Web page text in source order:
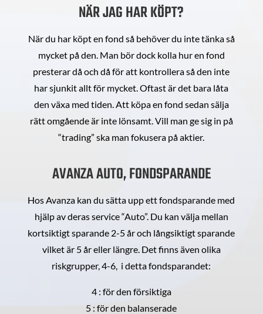
NÄR JAG HAR KÖPT?
När du har köpt en fond så behöver du inte tänka så
mycket på den. Man bör dock kolla hur en fond
presterar då och då för att kontrollera så den inte
har sjunkit allt för mycket. Oftast är det bara låta
den växa med tiden. Att köpa en fond sedan sälja
rätt omgående är inte lönsamt. Vill man ge sig in på
“trading” ska man fokusera på aktier.
AVANZA AUTO, FONDSPARANDE
Hos Avanza kan du sätta upp ett fondsparande med
hjälp av deras service “Auto”. Du kan välja mellan
kortsiktigt sparande 2-5 år och långsiktigt sparande
vilket är 5 år eller längre. Det finns även olika
riskgrupper, 4-6, i detta fondsparandet:
4 : för den försiktiga
5 : för den balanserade